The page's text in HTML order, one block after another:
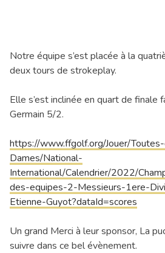
Notre équipe s’est placée à la
deux tours de strokeplay.
Elle s’est inclinée en quart de finale
Germain 5/2.
https://www.ffgolf.org/Jouer/
Dames/National-
International/Calendrier/2022/
des-equipes-2-Messieurs-1ere-
Etienne-Guyot?dataId=scores
Un grand Merci à leur sponsor, La
suivre dans ce bel évènement.